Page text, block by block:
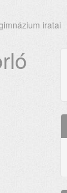
iratai